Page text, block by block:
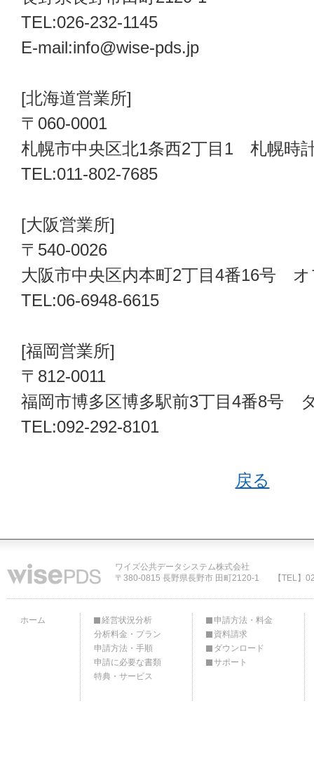
TEL:026-232-1145
E-mail:info@wise-pds.jp
[北海道営業所]
〒060-0001
札幌市中央区北1条西2丁目1 札幌時
TEL:011-802-7685
[大阪営業所]
〒540-0026
大阪市中央区内本町2丁目4番16号
TEL:06-6948-6615
[福岡営業所]
〒812-0011
福岡市博多区博多駅前3丁目4番8号
TEL:092-292-8101
戻る
ワイズ公共データシステム株式会社
〒380-0815 長野県長野市 田町2120-1
【TEL】
ホーム
経営状況分析
分析料金・プラン
申請方法・手順
申請に必要な書類
特典・サービス
申請方法・料金
資料請求
ダウンロード
サポート